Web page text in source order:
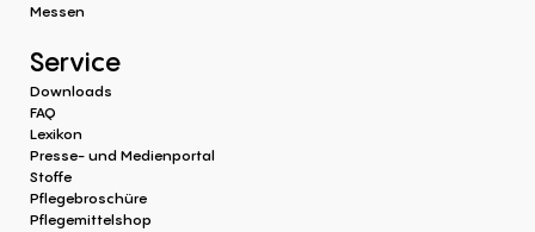
Messen
Service
Downloads
FAQ
Lexikon
Presse- und Medienportal
Stoffe
Pflegebroschüre
Pflegemittelshop